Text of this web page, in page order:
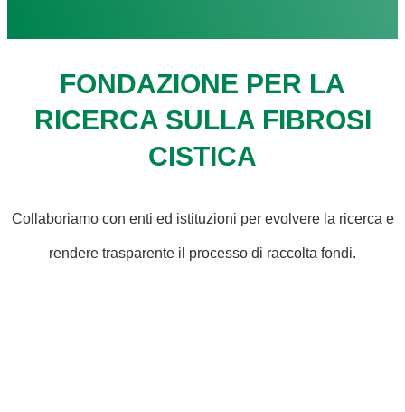
FONDAZIONE PER LA
RICERCA SULLA FIBROSI
CISTICA
Collaboriamo con enti ed istituzioni per evolvere la ricerca e
rendere trasparente il processo di raccolta fondi.